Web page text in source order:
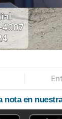
nota en